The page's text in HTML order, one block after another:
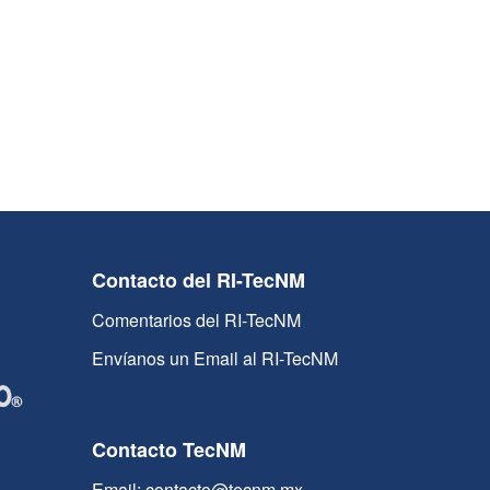
Contacto del RI-TecNM
Comentarios del RI-TecNM
Envíanos un Email al RI-TecNM
Contacto TecNM